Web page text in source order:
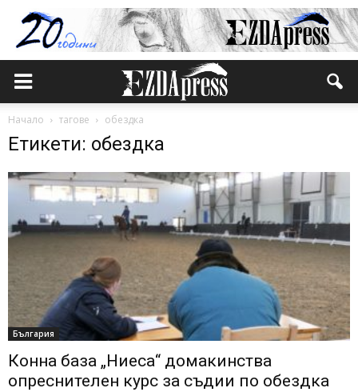
Начало тагове обездка
Етикети: обездка
България
Конна база „Ниеса“ домакинства
опреснителен курс за съдии по обездка